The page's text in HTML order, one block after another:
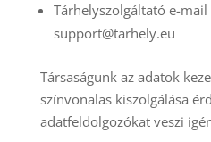
Tárhelyszolgáltató e-mail
support@tarhely.eu
Társaságunk az adatok
színvonalas kiszolgálása
adatfeldolgozókat veszi